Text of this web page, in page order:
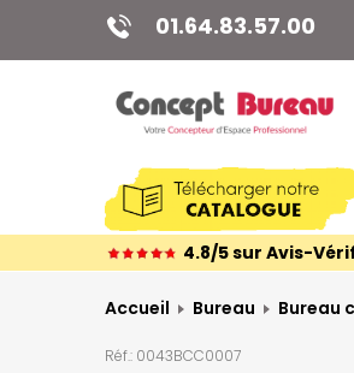
01.64.83.57.00
4.8/5 sur Avis-
Accueil Bureau Bureau
Réf.: 0043BCC0007